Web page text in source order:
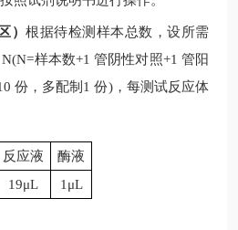
） 根据待检测样本总数，设所需
N(N=样本数+1管阴性对照+1 管阳
份，多配制 1份)，每测试反应体
反应液
酶液
19μL 1μL